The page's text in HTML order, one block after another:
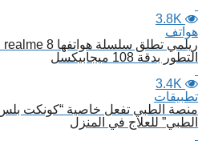
3.8K
هواتف
التطور بدقة 108 ميجابيكسل
3.4K
تطبيقات
منصة الطبي تفعل خاصية “كونكت
الطبي” للعلاج في المنزل